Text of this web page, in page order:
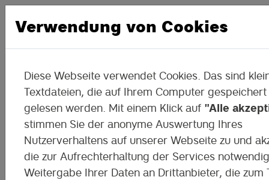
Das Digitale Mobile
Klassenzimmer in Leipzig!
Vier Schulen, ein Hof – und jede Menge
digitale Entfaltung.
Verwendung von Cookies
Diese Webseite verwendet Cookies. Das sind
Textdateien, die auf Ihrem Computer
gelesen werden. Mit einem Klick auf "Alle
stimmen Sie der anonyme Auswertung Ihres
Nutzerverhaltens auf unserer Webseite zu und
die zur Aufrechterhaltung der Services
Weitergabe Ihrer Daten an Drittanbieter, die zum